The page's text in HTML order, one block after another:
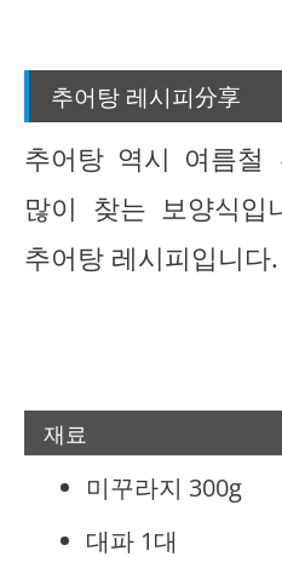
추어탕 레시피分享
추어탕 역시 여름철
많이 찾는 보양식입
추어탕 레시피입니다.
재료
미꾸라지 300g
대파 1대